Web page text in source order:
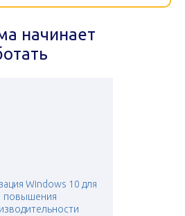
начинает
Windows 10 для
повышения